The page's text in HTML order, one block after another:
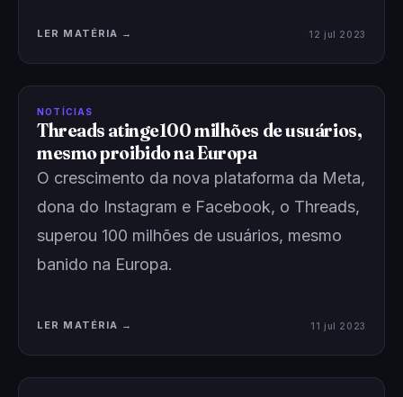
LER MATÉRIA → 12 jul 2023
NOTÍCIAS
Threads atinge100 milhões de usuários,
mesmo proibido na Europa
O crescimento da nova plataforma da Meta,
dona do Instagram e Facebook, o Threads,
superou 100 milhões de usuários, mesmo
banido na Europa.
LER MATÉRIA → 11 jul 2023